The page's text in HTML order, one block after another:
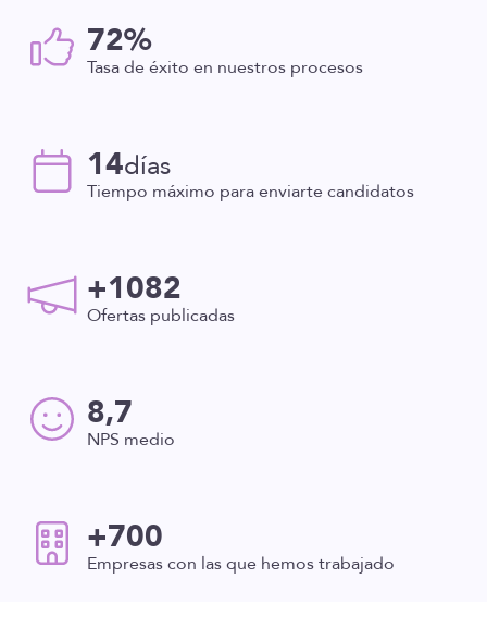
72%
Tasa de éxito en nuestros procesos
14días
Tiempo máximo para enviarte candidatos
+1082
Ofertas publicadas
8,7
NPS medio
+700
Empresas con las que hemos trabajado